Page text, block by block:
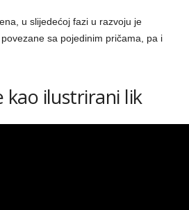
u slijedećoj fazi u razvoju je
sa pojedinim pričama, pa i
ilustrirani lik